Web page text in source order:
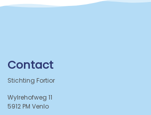
Contact
Stichting Fortior
Wylrehofweg 11
5912 PM Venlo